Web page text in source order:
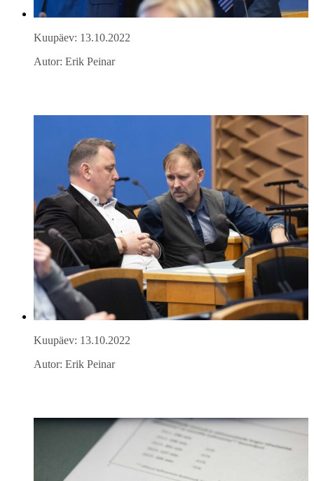
Kuupäev: 13.10.2022
Autor: Erik Peinar
Kuupäev: 13.10.2022
Autor: Erik Peinar